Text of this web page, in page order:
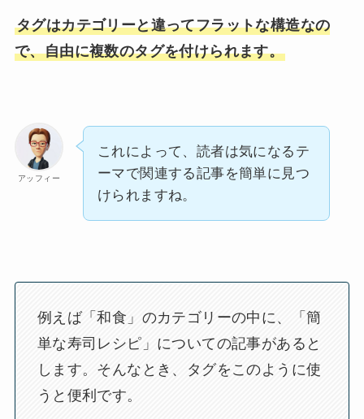
タグはカテゴリーと違ってフラットな構造なの
で、自由に複数のタグを付けられます。
アッフィー
これによって、読者は気になるテ
ーマで関連する記事を簡単に見つ
けられますね。
例えば「和食」のカテゴリーの中に、「簡
単な寿司レシピ」についての記事があると
します。そんなとき、タグをこのように使
うと便利です。